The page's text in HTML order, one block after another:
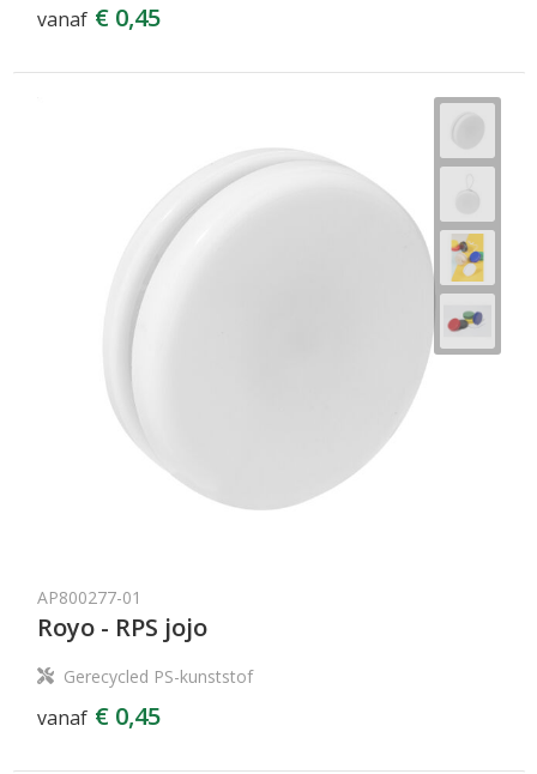
vanaf € 0,45
AP800277-01
Royo - RPS jojo
Gerecycled PS-kunststof
vanaf € 0,45